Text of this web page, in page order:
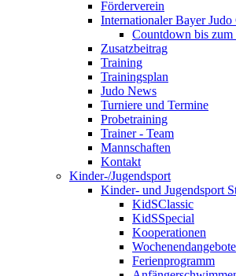
Förderverein
Internationaler Bayer Judo
Countdown bis zum
Zusatzbeitrag
Training
Trainingsplan
Judo News
Turniere und Termine
Probetraining
Trainer - Team
Mannschaften
Kontakt
Kinder-/Jugendsport
Kinder- und Jugendsport
KidSClassic
KidSSpecial
Kooperationen
Wochenendangebote
Ferienprogramm